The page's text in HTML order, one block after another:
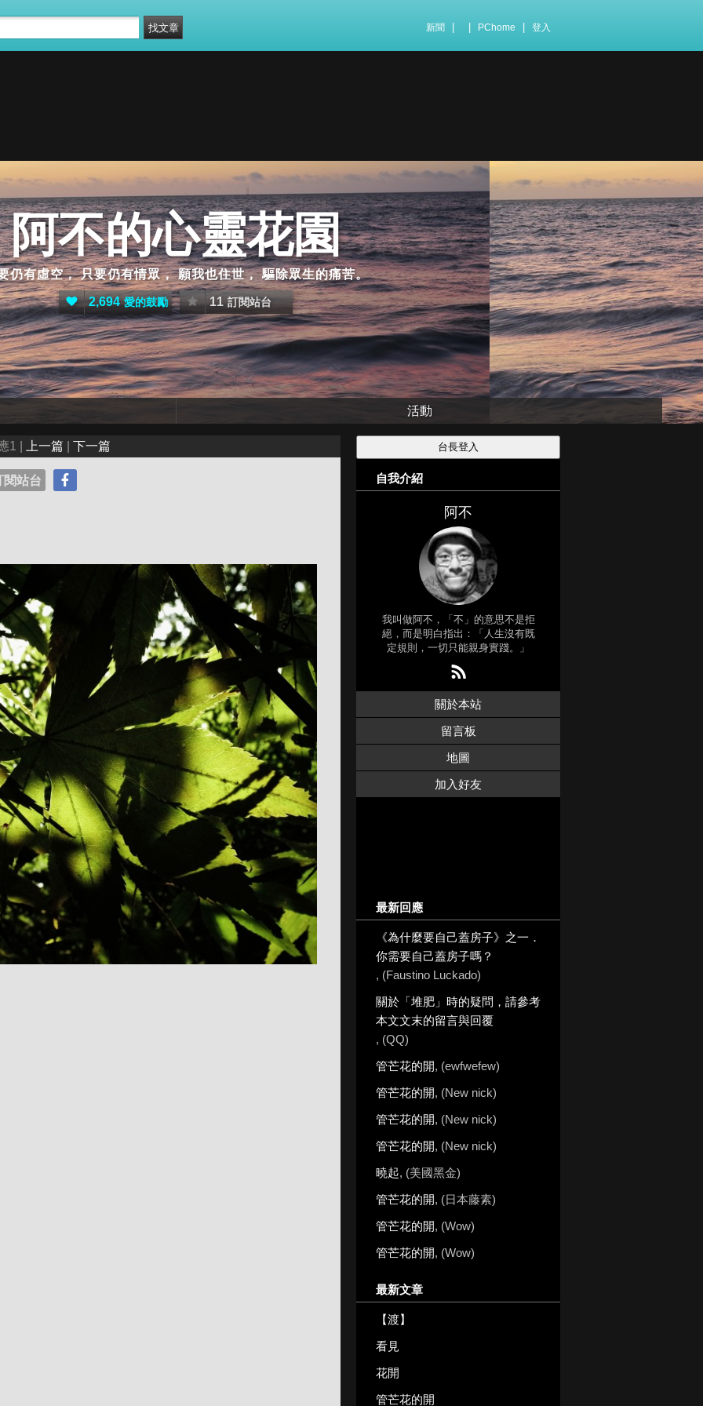
新聞 PChome 登入
阿不的心靈花園
仍有虛空， 只要仍有情眾， 願我也住世， 驅除眾生的痛苦。
2,694 愛的鼓勵 11 訂閱站台
活動
1 | 上一篇 下一篇
閱站台 自我介紹
阿不
我叫做阿不，「不」的意思不是拒
絕，而是明白指出：「人生沒有既
定規則，一切只能親身實踐。」
關於本站
留言板
地圖
加入好友
最新回應
《為什麼要自己蓋房子》之一．
你需要自己蓋房子嗎？
, (Faustino Luckado)
關於「堆肥」時的疑問，請參考
本文文末的留言與回覆
, (QQ)
管芒花的開, (ewfwefew)
管芒花的開, (New nick)
管芒花的開, (New nick)
管芒花的開, (New nick)
曉起, (美國黑金)
管芒花的開, (日本藤素)
管芒花的開, (Wow)
管芒花的開, (Wow)
最新文章
【渡】
看見
花開
管芒花的開